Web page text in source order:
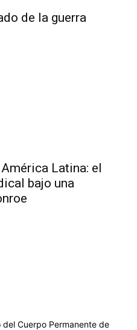
de la guerra
Latina: el
bajo una
Cuerpo Permanente de